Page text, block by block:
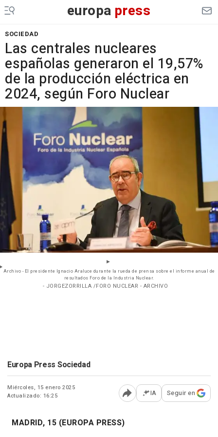
europa press
SOCIEDAD
Las centrales nucleares
españolas generaron el 19,57%
de la producción eléctrica en
2024, según Foro Nuclear
Archivo - El presidente Ignacio Araluce durante la rueda de prensa sobre el informe anual de
resultados Foro de la Industria Nuclear.
- JORGEZORRILLA /FORO NUCLEAR - ARCHIVO
Europa Press Sociedad
Miércoles, 15 enero 2025
Actualizado: 16:25
Abrir opciones para
IA Seguir en
MADRID, 15 (EUROPA PRESS)